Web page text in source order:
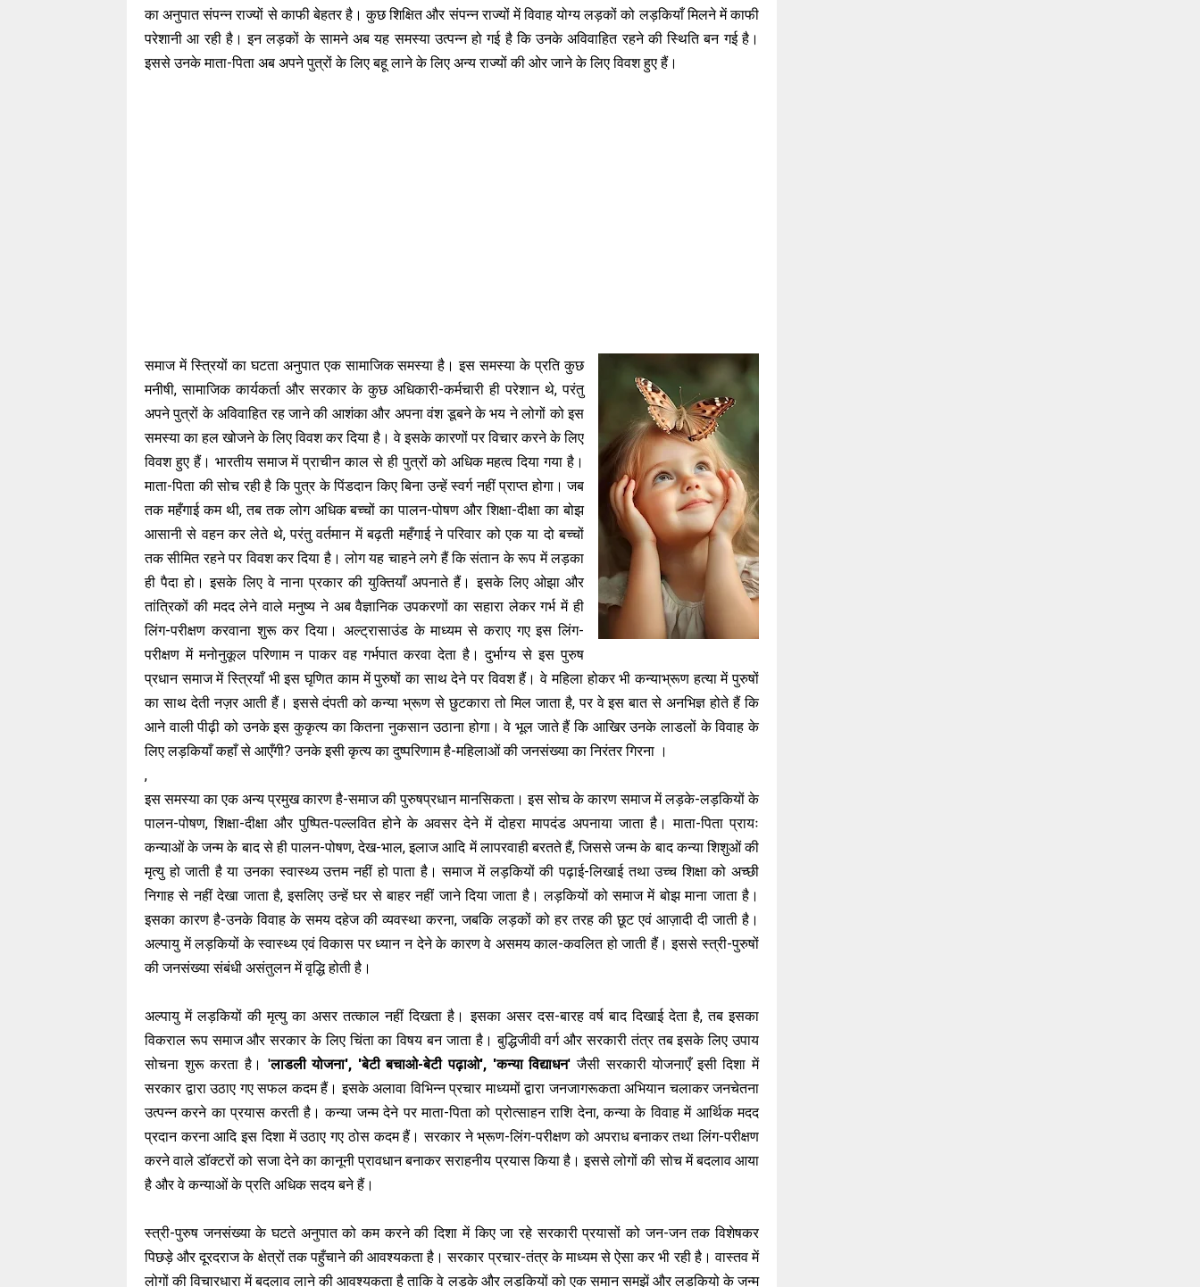
का अनुपात संपन्न राज्यों से काफी बेहतर है। कुछ शिक्षित और संपन्न राज्यों में विवाह योग्य लड़कों को लड़कियाँ मिलने में काफी
परेशानी आ रही है। इन लड़कों के सामने अब यह समस्या उत्पन्न हो गई है कि उनके अविवाहित रहने की स्थिति बन गई है।
इससे उनके माता-पिता अब अपने पुत्रों के लिए बहू लाने के लिए अन्य राज्यों की ओर जाने के लिए विवश हुए हैं।
समाज में स्त्रियों का घटता अनुपात एक सामाजिक समस्या है। इस समस्या के प्रति कुछ
मनीषी, सामाजिक कार्यकर्ता और सरकार के कुछ अधिकारी-कर्मचारी ही परेशान थे, परंतु
अपने पुत्रों के अविवाहित रह जाने की आशंका और अपना वंश डूबने के भय ने लोगों को इस
समस्या का हल खोजने के लिए विवश कर दिया है। वे इसके कारणों पर विचार करने के लिए
विवश हुए हैं। भारतीय समाज में प्राचीन काल से ही पुत्रों को अधिक महत्व दिया गया है।
माता-पिता की सोच रही है कि पुत्र के पिंडदान किए बिना उन्हें स्वर्ग नहीं प्राप्त होगा। जब
तक महँगाई कम थी, तब तक लोग अधिक बच्चों का पालन-पोषण और शिक्षा-दीक्षा का बोझ
आसानी से वहन कर लेते थे, परंतु वर्तमान में बढ़ती महँगाई ने परिवार को एक या दो बच्चों
तक सीमित रहने पर विवश कर दिया है। लोग यह चाहने लगे हैं कि संतान के रूप में लड़का
ही पैदा हो। इसके लिए वे नाना प्रकार की युक्तियाँ अपनाते हैं। इसके लिए ओझा और
तांत्रिकों की मदद लेने वाले मनुष्य ने अब वैज्ञानिक उपकरणों का सहारा लेकर गर्भ में ही
लिंग-परीक्षण करवाना शुरू कर दिया। अल्ट्रासाउंड के माध्यम से कराए गए इस लिंग-
परीक्षण में मनोनुकूल परिणाम न पाकर वह गर्भपात करवा देता है। दुर्भाग्य से इस पुरुष
प्रधान समाज में स्त्रियाँ भी इस घृणित काम में पुरुषों का साथ देने पर विवश हैं। वे महिला होकर भी कन्याभ्रूण हत्या में पुरुषों
का साथ देती नज़र आती हैं। इससे दंपती को कन्या भ्रूण से छुटकारा तो मिल जाता है, पर वे इस बात से अनभिज्ञ होते हैं कि
आने वाली पीढ़ी को उनके इस कुकृत्य का कितना नुकसान उठाना होगा। वे भूल जाते हैं कि आखिर उनके लाडलों के विवाह के
लिए लड़कियाँ कहाँ से आएँगी? उनके इसी कृत्य का दुष्परिणाम है-महिलाओं की जनसंख्या का निरंतर गिरना ।
,
इस समस्या का एक अन्य प्रमुख कारण है-समाज की पुरुषप्रधान मानसिकता। इस सोच के कारण समाज में लड़के-लड़कियों के
पालन-पोषण, शिक्षा-दीक्षा और पुष्पित-पल्लवित होने के अवसर देने में दोहरा मापदंड अपनाया जाता है। माता-पिता प्रायः
कन्याओं के जन्म के बाद से ही पालन-पोषण, देख-भाल, इलाज आदि में लापरवाही बरतते हैं, जिससे जन्म के बाद कन्या शिशुओं की
मृत्यु हो जाती है या उनका स्वास्थ्य उत्तम नहीं हो पाता है। समाज में लड़कियों की पढ़ाई-लिखाई तथा उच्च शिक्षा को अच्छी
निगाह से नहीं देखा जाता है, इसलिए उन्हें घर से बाहर नहीं जाने दिया जाता है। लड़कियों को समाज में बोझ माना जाता है।
इसका कारण है-उनके विवाह के समय दहेज की व्यवस्था करना, जबकि लड़कों को हर तरह की छूट एवं आज़ादी दी जाती है।
अल्पायु में लड़कियों के स्वास्थ्य एवं विकास पर ध्यान न देने के कारण वे असमय काल-कवलित हो जाती हैं। इससे स्त्री-पुरुषों
की जनसंख्या संबंधी असंतुलन में वृद्धि होती है।
अल्पायु में लड़कियों की मृत्यु का असर तत्काल नहीं दिखता है। इसका असर दस-बारह वर्ष बाद दिखाई देता है, तब इसका
विकराल रूप समाज और सरकार के लिए चिंता का विषय बन जाता है। बुद्धिजीवी वर्ग और सरकारी तंत्र तब इसके लिए उपाय
सोचना शुरू करता है। 'लाडली योजना', 'बेटी बचाओ-बेटी पढ़ाओ', 'कन्या विद्याधन' जैसी सरकारी योजनाएँ इसी दिशा में
सरकार द्वारा उठाए गए सफल कदम हैं। इसके अलावा विभिन्न प्रचार माध्यमों द्वारा जनजागरूकता अभियान चलाकर जनचेतना
उत्पन्न करने का प्रयास करती है। कन्या जन्म देने पर माता-पिता को प्रोत्साहन राशि देना, कन्या के विवाह में आर्थिक मदद
प्रदान करना आदि इस दिशा में उठाए गए ठोस कदम हैं। सरकार ने भ्रूण-लिंग-परीक्षण को अपराध बनाकर तथा लिंग-परीक्षण
करने वाले डॉक्टरों को सजा देने का कानूनी प्रावधान बनाकर सराहनीय प्रयास किया है। इससे लोगों की सोच में बदलाव आया
है और वे कन्याओं के प्रति अधिक सदय बने हैं।
स्त्री-पुरुष जनसंख्या के घटते अनुपात को कम करने की दिशा में किए जा रहे सरकारी प्रयासों को जन-जन तक विशेषकर
पिछड़े और दूरदराज के क्षेत्रों तक पहुँचाने की आवश्यकता है। सरकार प्रचार-तंत्र के माध्यम से ऐसा कर भी रही है। वास्तव में
लोगों की विचारधारा में बदलाव लाने की आवश्यकता है ताकि वे लड़के और लड़कियों को एक समान समझें और लड़कियो के जन्म